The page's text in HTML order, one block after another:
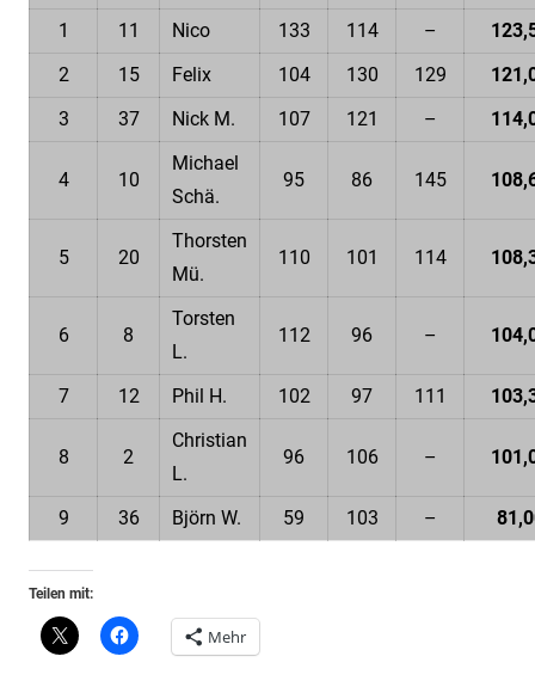
1 11 Nico 133 114 –
2
15 Felix 104 130 129
3
37 Nick M. 107 121 –
4 10
Michael
Schä.
95 86 145
5 20
Thorsten
Mü.
110 101 114
6 8
Torsten
L.
112 96 –
7 12 Phil H. 102 97 111
8 2
Christian
L.
96 106 –
9 36 Björn W. 59 103 –
Teilen mit:
Mehr